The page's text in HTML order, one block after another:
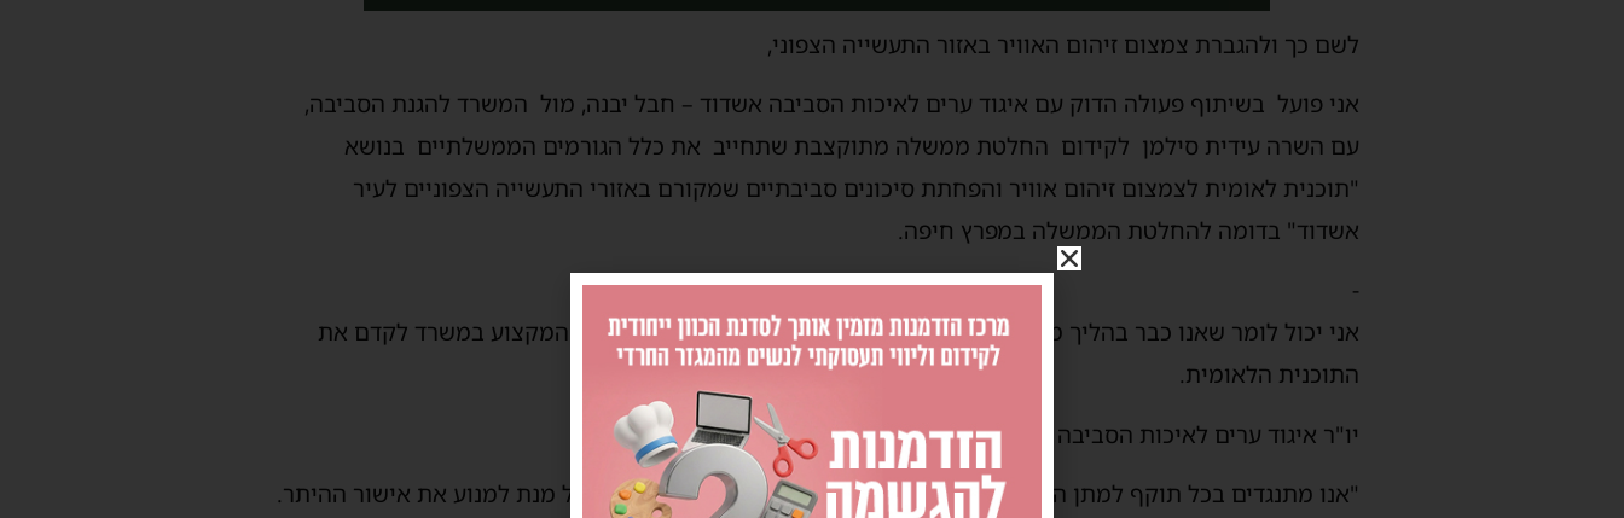
לשם כך ולהגברת צמצום זיהום האוויר באזור התעשייה הצפוני,
אני פועל בשיתוף פעולה הדוק עם איגוד ערים לאיכות הסביבה אשדוד – חבל יבנה, מול המשרד להגנת הסביבה,
עם השרה עידית סילמן לקידום החלטת ממשלה מתוקצבת שתחייב את כלל הגורמים הממשלתיים בנושא
"תוכנית לאומית לצמצום זיהום אוויר והפחתת סיכונים סביבתיים שמקורם באזורי התעשייה הצפוניים לעיר
אשדוד" בדומה להחלטת הממשלה במפרץ חיפה.
-
אני יכול לומר שאנו כבר בהליך מתקדם – לאחר שלאחרונה השרה הנחתה את אנשי המקצוע במשרד לקדם את
התוכנית הלאומית.
יו"ר איגוד ערים לאיכות הסביבה אשדוד – חבל יבנה עו"ד אופיר לסרי:
"אנו מתנגדים בכל תוקף למתן ההיתר. אנו, נעשה הכל, כל מה שהחוק מאפשר לנו על מנת למנוע את אישור ההיתר.